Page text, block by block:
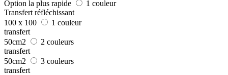
Option la plus rapide
1 couleur
Transfert réfléchissant
100 x 100
1 couleur
transfert
50cm2
2 couleurs
transfert
50cm2
3 couleurs
transfert